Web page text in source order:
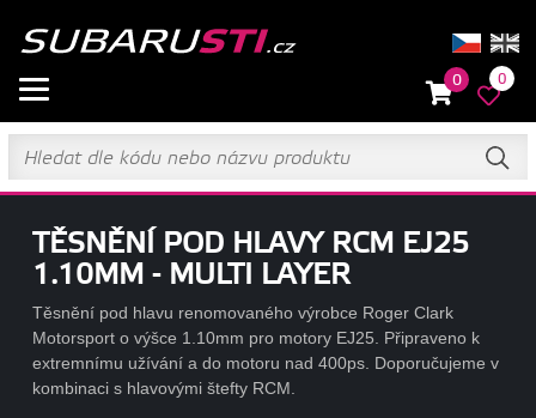
0 0
TĚSNĚNÍ POD HLAVY RCM EJ25
1.10MM - MULTI LAYER
Těsnění pod hlavu renomovaného výrobce Roger Clark
Motorsport o výšce 1.10mm pro motory EJ25. Připraveno k
extremnímu užívání a do motoru nad 400ps. Doporučujeme v
kombinaci s hlavovými štefty RCM.